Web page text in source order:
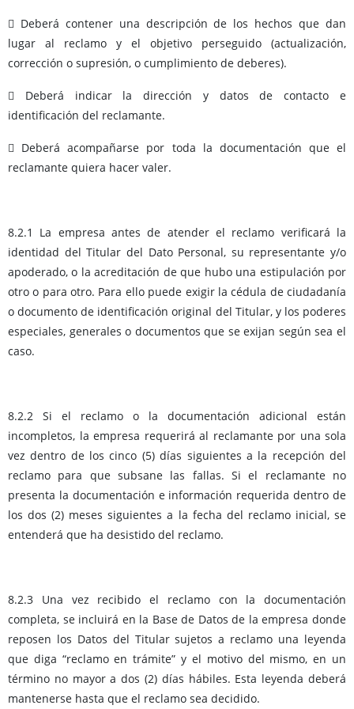
 Deberá contener una descripción de los hechos que dan
lugar al reclamo y el objetivo perseguido (actualización,
corrección o supresión, o cumplimiento de deberes).
 Deberá indicar la dirección y datos de contacto e
identificación del reclamante.
 Deberá acompañarse por toda la documentación que el
reclamante quiera hacer valer.
8.2.1 La empresa antes de atender el reclamo verificará la
identidad del Titular del Dato Personal, su representante y/o
apoderado, o la acreditación de que hubo una estipulación por
otro o para otro. Para ello puede exigir la cédula de ciudadanía
o documento de identificación original del Titular, y los poderes
especiales, generales o documentos que se exijan según sea el
caso.
8.2.2 Si el reclamo o la documentación adicional están
incompletos, la empresa requerirá al reclamante por una sola
vez dentro de los cinco (5) días siguientes a la recepción del
reclamo para que subsane las fallas. Si el reclamante no
presenta la documentación e información requerida dentro de
los dos (2) meses siguientes a la fecha del reclamo inicial, se
entenderá que ha desistido del reclamo.
8.2.3 Una vez recibido el reclamo con la documentación
completa, se incluirá en la Base de Datos de la empresa donde
reposen los Datos del Titular sujetos a reclamo una leyenda
que diga “reclamo en trámite” y el motivo del mismo, en un
término no mayor a dos (2) días hábiles. Esta leyenda deberá
mantenerse hasta que el reclamo sea decidido.